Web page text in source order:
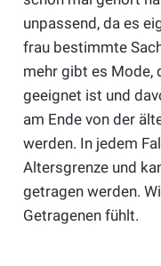
unpassend, da es
frau bestimmte
mehr gibt es Mode,
geeignet ist und
am Ende von der
werden. In jedem
Altersgrenze und
getragen werden.
Getragenen fühlt.